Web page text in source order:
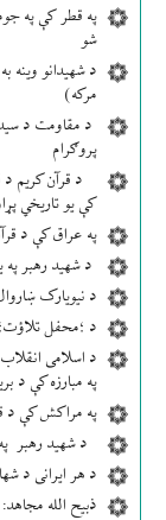
په قطر کې په
شو
د شهیدانو وینه
مرکه)
د مقاومت د
پروګرام
د قرآن کریم
کې یو تاریخي
په عراق کې د
د شهید رهبر په
د نیویارک
د ؛محفل
د اسلامی
په مبارزه کې د
په مراکش کې د
د شهید رهبر
د هر ایرانی د
ذبیح الله